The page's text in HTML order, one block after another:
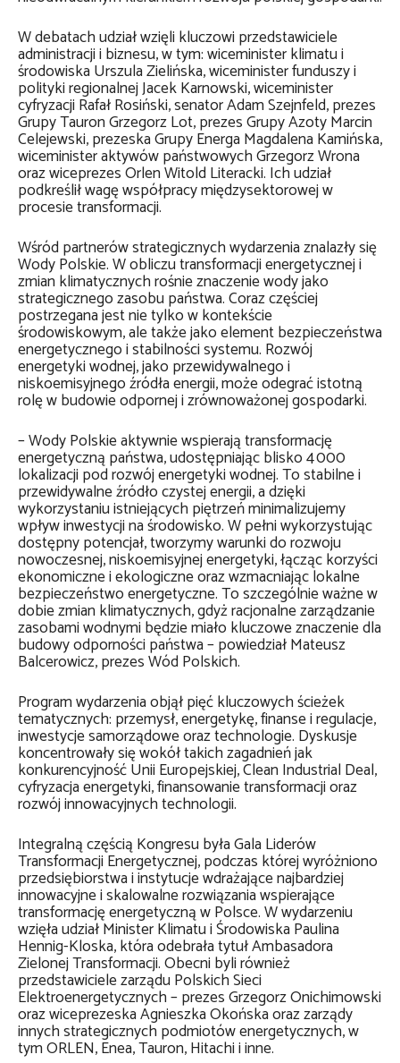
W debatach udział wzięli kluczowi przedstawiciele
administracji i biznesu, w tym: wiceminister klimatu i
środowiska Urszula Zielińska, wiceminister funduszy i
polityki regionalnej Jacek Karnowski, wiceminister
cyfryzacji Rafał Rosiński, senator Adam Szejnfeld, prezes
Grupy Tauron Grzegorz Lot, prezes Grupy Azoty Marcin
Celejewski, prezeska Grupy Energa Magdalena Kamińska,
wiceminister aktywów państwowych Grzegorz Wrona
oraz wiceprezes Orlen Witold Literacki. Ich udział
podkreślił wagę współpracy międzysektorowej w
procesie transformacji.
Wśród partnerów strategicznych wydarzenia znalazły się
Wody Polskie. W obliczu transformacji energetycznej i
zmian klimatycznych rośnie znaczenie wody jako
strategicznego zasobu państwa. Coraz częściej
postrzegana jest nie tylko w kontekście
środowiskowym, ale także jako element bezpieczeństwa
energetycznego i stabilności systemu. Rozwój
energetyki wodnej, jako przewidywalnego i
niskoemisyjnego źródła energii, może odegrać istotną
rolę w budowie odpornej i zrównoważonej gospodarki.
– Wody Polskie aktywnie wspierają transformację
energetyczną państwa, udostępniając blisko 4 000
lokalizacji pod rozwój energetyki wodnej. To stabilne i
przewidywalne źródło czystej energii, a dzięki
wykorzystaniu istniejących piętrzeń minimalizujemy
wpływ inwestycji na środowisko. W pełni wykorzystując
dostępny potencjał, tworzymy warunki do rozwoju
nowoczesnej, niskoemisyjnej energetyki, łącząc korzyści
ekonomiczne i ekologiczne oraz wzmacniając lokalne
bezpieczeństwo energetyczne. To szczególnie ważne w
dobie zmian klimatycznych, gdyż racjonalne zarządzanie
zasobami wodnymi będzie miało kluczowe znaczenie dla
budowy odporności państwa – powiedział Mateusz
Balcerowicz, prezes Wód Polskich.
Program wydarzenia objął pięć kluczowych ścieżek
tematycznych: przemysł, energetykę, finanse i regulacje,
inwestycje samorządowe oraz technologie. Dyskusje
koncentrowały się wokół takich zagadnień jak
konkurencyjność Unii Europejskiej, Clean Industrial Deal,
cyfryzacja energetyki, finansowanie transformacji oraz
rozwój innowacyjnych technologii.
Integralną częścią Kongresu była Gala Liderów
Transformacji Energetycznej, podczas której wyróżniono
przedsiębiorstwa i instytucje wdrażające najbardziej
innowacyjne i skalowalne rozwiązania wspierające
transformację energetyczną w Polsce. W wydarzeniu
wzięła udział Minister Klimatu i Środowiska Paulina
Hennig-Kloska, która odebrała tytuł Ambasadora
Zielonej Transformacji. Obecni byli również
przedstawiciele zarządu Polskich Sieci
Elektroenergetycznych – prezes Grzegorz Onichimowski
oraz wiceprezeska Agnieszka Okońska oraz zarządy
innych strategicznych podmiotów energetycznych, w
tym ORLEN, Enea, Tauron, Hitachi i inne.